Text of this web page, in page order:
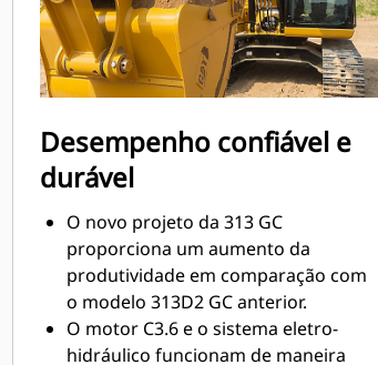
Desempenho confiável e
durável
O novo projeto da 313 GC
proporciona um aumento da
produtividade em comparação com
o modelo 313D2 GC anterior.
O motor C3.6 e o sistema eletro-
hidráulico funcionam de maneira